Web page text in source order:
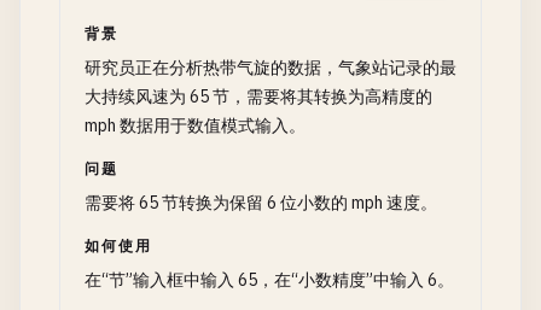
背景
研究员正在分析热带气旋的数据，气象站记录的最
大持续风速为 65 节，需要将其转换为高精度的
mph 数据用于数值模式输入。
问题
需要将 65 节转换为保留 6 位小数的 mph 速度。
如何使用
在“节”输入框中输入 65，在“小数精度”中输入 6。